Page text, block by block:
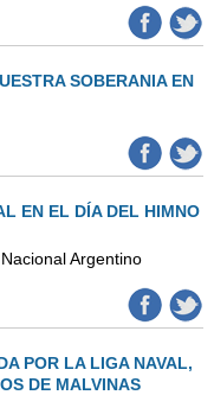
SOBERANIA EN
EN EL DÍA DEL HIMNO
Argentino
POR LA LIGA NAVAL,
DE MALVINAS